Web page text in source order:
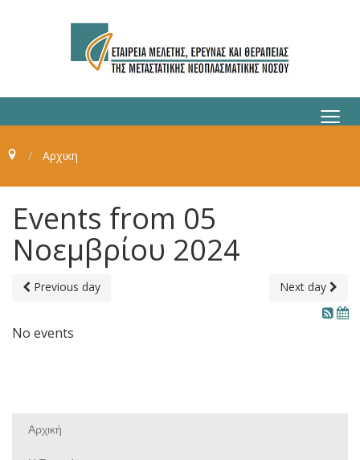
≡
Αρχικη
Events from 05
Νοεμβρίου 2024
Previous day Next day
No events
Αρχική